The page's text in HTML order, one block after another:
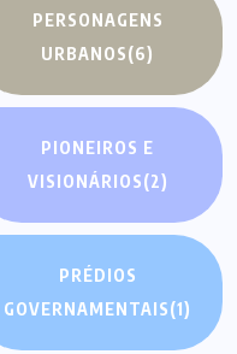
PERSONAGENS
URBANOS(6)
PIONEIROS E
VISIONÁRIOS(2)
PRÉDIOS
GOVERNAMENTAIS(1)